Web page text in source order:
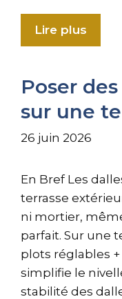
Lire plus
Poser
sur une
26 juin 2026
En Bref Les
terrasse
ni mortier,
parfait. Sur une
plots réglables
simplifie le
stabilité des